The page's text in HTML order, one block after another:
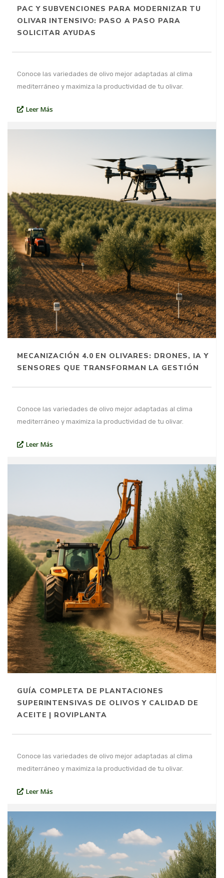
PAC Y SUBVENCIONES PARA MODERNIZAR TU
OLIVAR INTENSIVO: PASO A PASO PARA
SOLICITAR AYUDAS
Conoce las variedades de olivo mejor adaptadas al clima
mediterráneo y maximiza la productividad de tu olivar.
Leer Más
MECANIZACIÓN 4.0 EN OLIVARES: DRONES, IA Y
SENSORES QUE TRANSFORMAN LA GESTIÓN
Conoce las variedades de olivo mejor adaptadas al clima
mediterráneo y maximiza la productividad de tu olivar.
Leer Más
GUÍA COMPLETA DE PLANTACIONES
SUPERINTENSIVAS DE OLIVOS Y CALIDAD DE
ACEITE | ROVIPLANTA
Conoce las variedades de olivo mejor adaptadas al clima
mediterráneo y maximiza la productividad de tu olivar.
Leer Más